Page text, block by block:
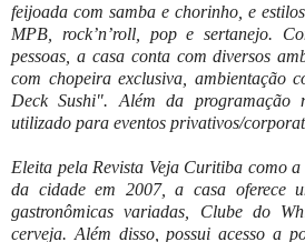
feijoada com samba e chorinho, e
MPB, rock’n’roll, pop e sertanejo.
pessoas, a casa conta com diversos
com chopeira exclusiva, ambientação
Deck Sushi". Além da
utilizado para eventos privativos/
Eleita pela Revista Veja Curitiba como
da cidade em 2007, a casa oferece
gastronômicas variadas, Clube do
cerveja. Além disso, possui acesso a